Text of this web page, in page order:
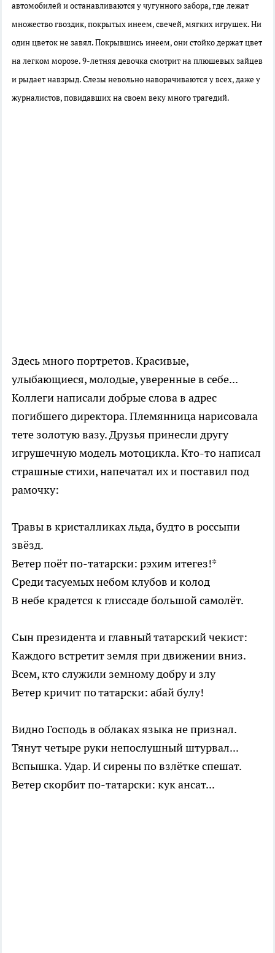
автомобилей и останавливаются у чугунного забора, где лежат
множество гвоздик, покрытых инеем, свечей, мягких игрушек. Ни
один цветок не завял. Покрывшись инеем, они стойко держат цвет
на легком морозе. 9-летняя девочка смотрит на плюшевых зайцев
и рыдает навзрыд. Слезы невольно наворачиваются у всех, даже у
журналистов, повидавших на своем веку много трагедий.
Здесь много портретов. Красивые,
улыбающиеся, молодые, уверенные в себе...
Коллеги написали добрые слова в адрес
погибшего директора. Племянница нарисовала
тете золотую вазу. Друзья принесли другу
игрушечную модель мотоцикла. Кто-то написал
страшные стихи, напечатал их и поставил под
рамочку:
Травы в кристалликах льда, будто в россыпи
звёзд.
Ветер поёт по-татарски: рэхим итегез!*
Среди тасуемых небом клубов и колод
В небе крадется к глиссаде большой самолёт.
Сын президента и главный татарский чекист:
Каждого встретит земля при движении вниз.
Всем, кто служили земному добру и злу
Ветер кричит по татарски: абай булу!
Видно Господь в облаках языка не признал.
Тянут четыре руки непослушный штурвал...
Вспышка. Удар. И сирены по взлётке спешат.
Ветер скорбит по-татарски: кук ансат...